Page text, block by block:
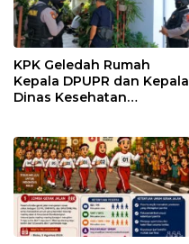
KPK Geledah Rumah
Kepala DPUPR dan Kepala
Dinas Kesehatan